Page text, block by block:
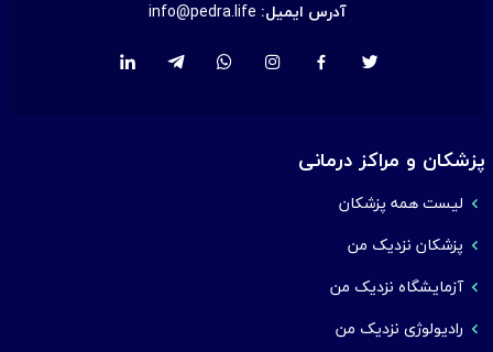
آدرس ایمیل: info@pedra.life
پزشکان و مراکز درمانی
لیست همه پزشکان
پزشکان نزدیک من
آزمایشگاه نزدیک من
رادیولوژی نزدیک من